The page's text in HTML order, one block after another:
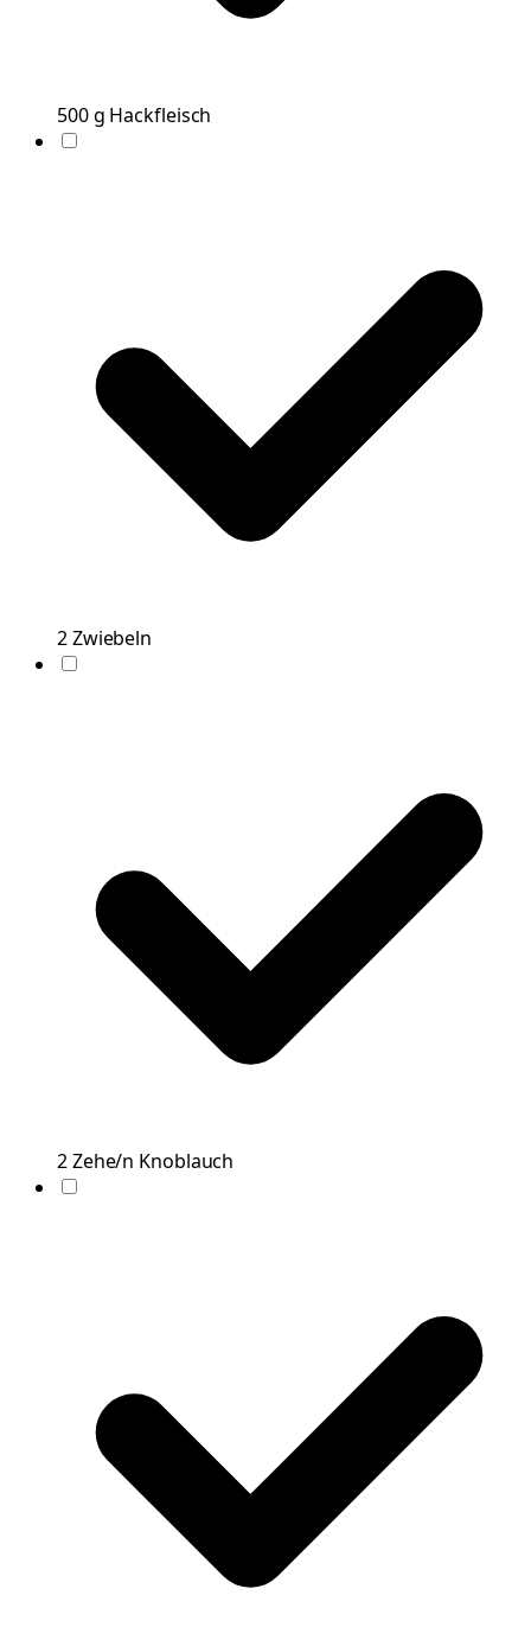
500g Hackfleisch
2Zwiebeln
2Zehe/n Knoblauch